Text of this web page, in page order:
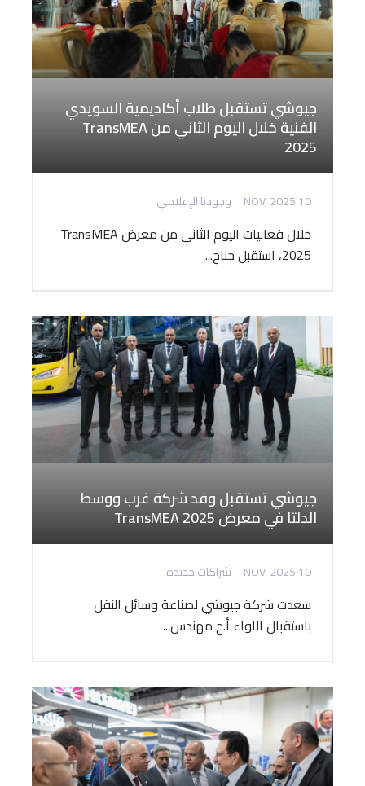
جيوشي تستقبل طلاب أكاديمية السويدي
الفنية خلال اليوم الثاني من TransMEA
2025
10 NOV, 2025 وجودنا الإعلامي
خلال فعاليات اليوم الثاني من معرض TransMEA
2025، استقبل جناح...
جيوشي تستقبل وفد شركة غرب ووسط
الدلتا في معرض TransMEA 2025
10 NOV, 2025 شراكات جديدة
سعدت شركة جيوشي لصناعة وسائل النقل
باستقبال اللواء أ.ح مهندس...